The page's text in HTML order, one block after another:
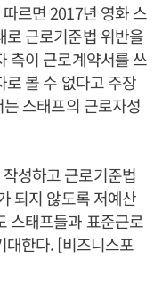
르면 2017년 영화 스
로 근로기준법 위반을
측이 근로계약서를 쓰
볼 수 없다고 주장
스태프의 근로자성
성하고 근로기준법
되지 않도록 저예산
스태프들과 표준근로
대한다. [비즈니스포